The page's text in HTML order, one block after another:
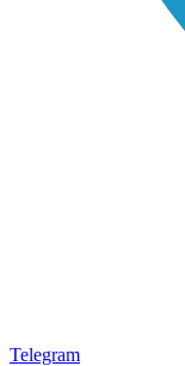
Telegram